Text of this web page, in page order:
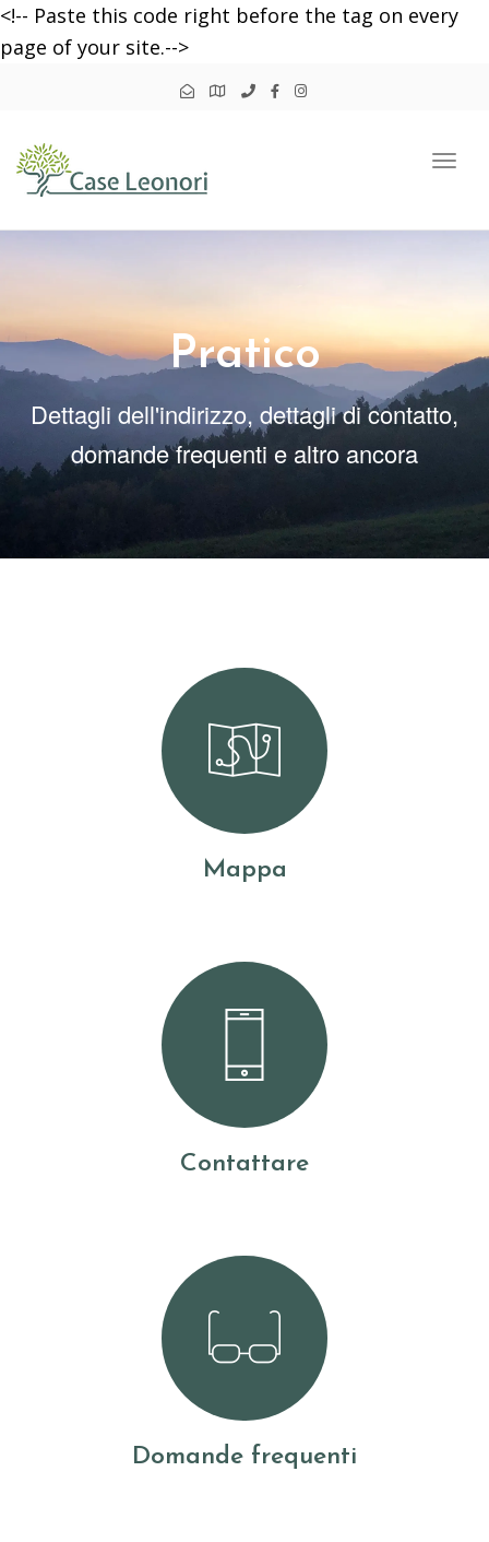
<!-- Paste this code right before the tag on every
page of your site.-->
Pratico
Dettagli dell'indirizzo, dettagli di contatto,
domande frequenti e altro ancora
Mappa
Contattare
Domande frequenti